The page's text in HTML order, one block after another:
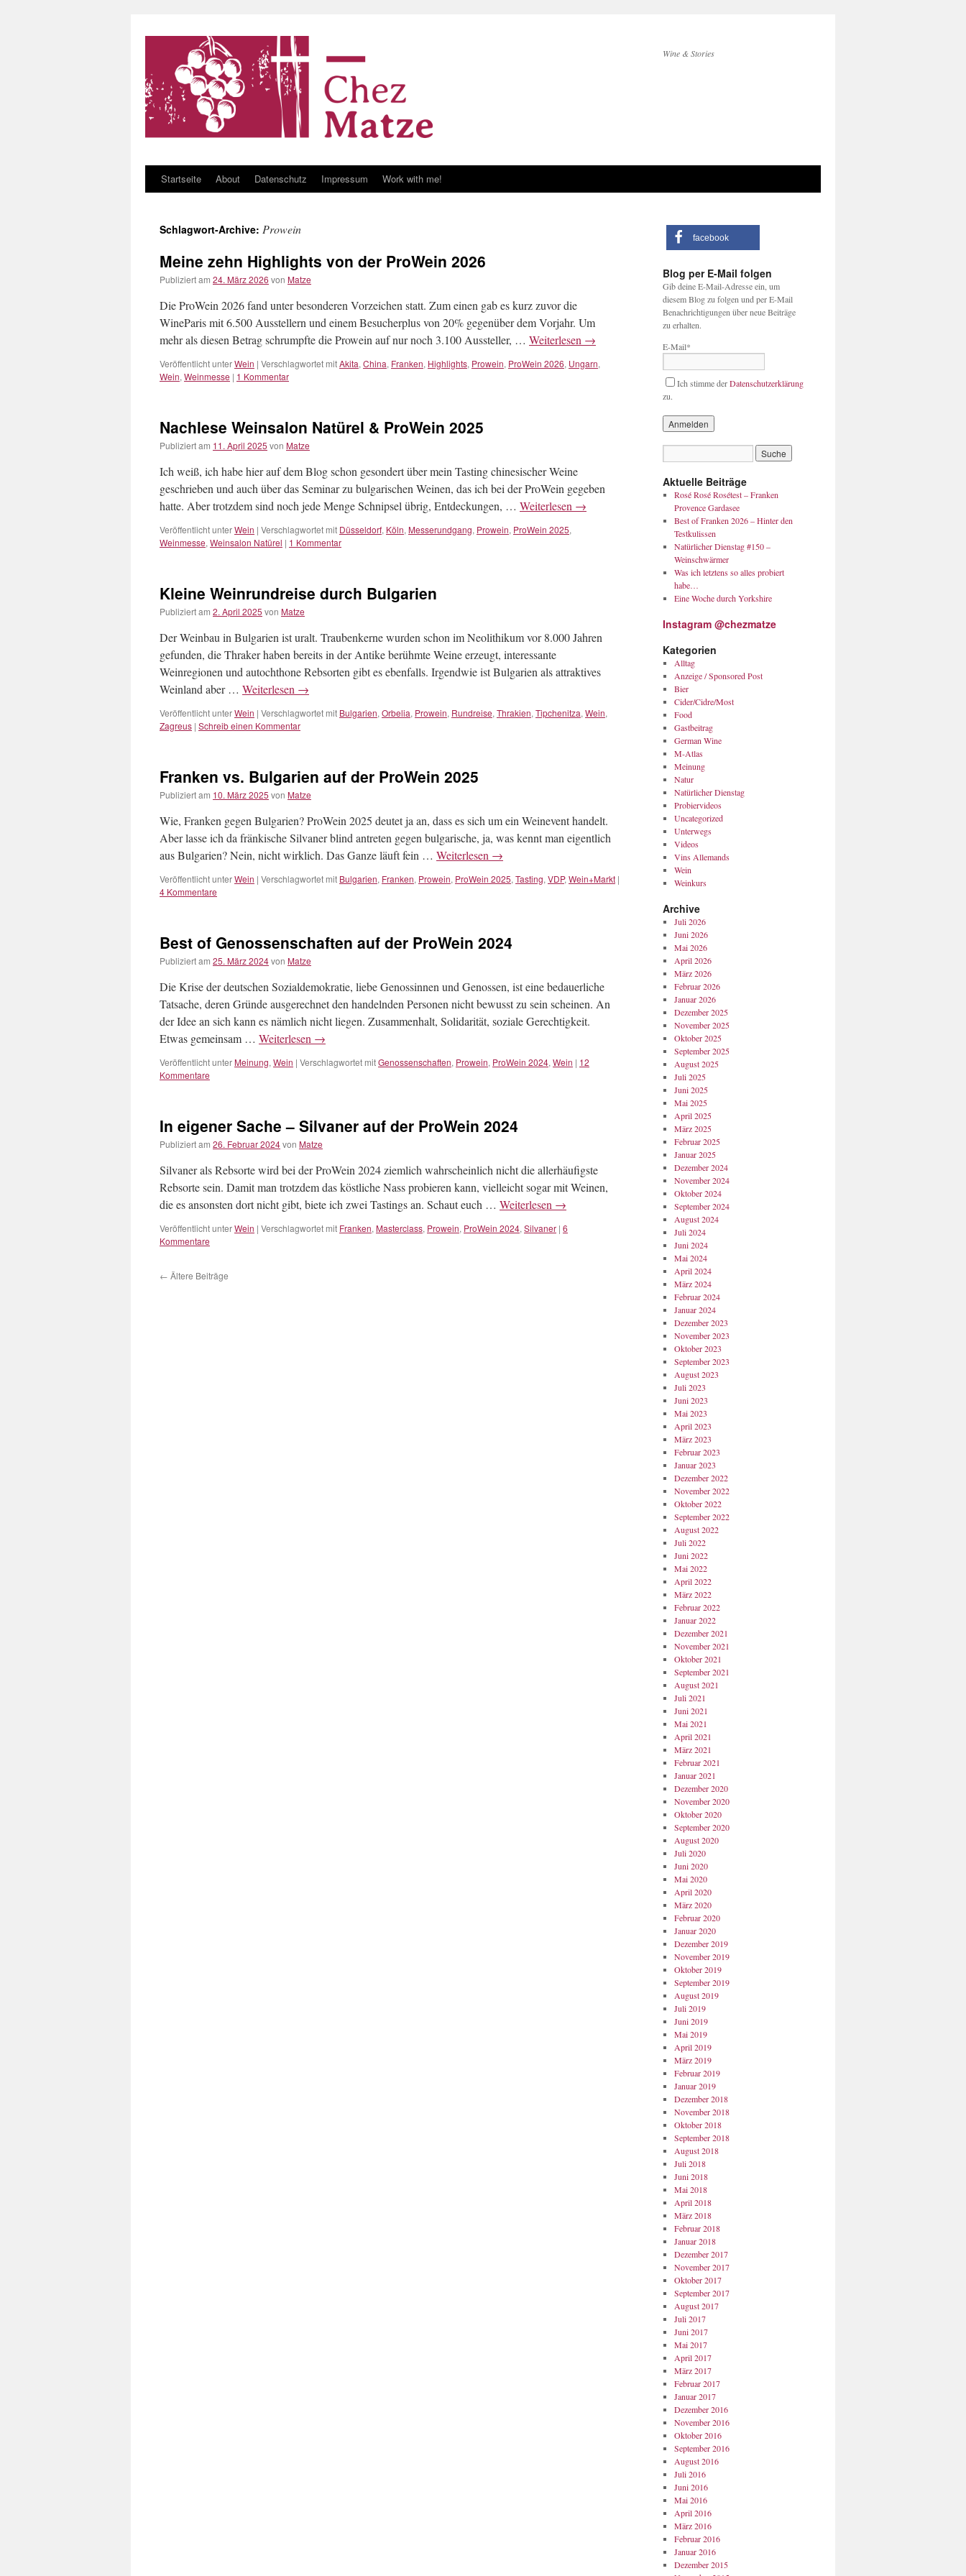
Wine & Stories
Zum Inhalt springen
Startseite About Datenschutz Impressum Work with me!
Schlagwort-Archive: Prowein
Meine zehn Highlights von der ProWein 2026
Publiziert am 24. März 2026 von Matze
Die ProWein 2026 fand unter besonderen Vorzeichen statt. Zum einen gab es kurz zuvor die
WineParis mit 6.500 Ausstellern und einem Besucherplus von 20% gegenüber dem Vorjahr. Um
mehr als diesen Betrag schrumpfte die Prowein auf nur noch 3.100 Aussteller, … Weiterlesen →
Veröffentlicht unterWein | Verschlagwortet mitAkita, China, Franken, Highlights, Prowein, ProWein 2026, Ungarn,
Wein, Weinmesse | 1 Kommentar
Nachlese Weinsalon Natürel & ProWein 2025
Publiziert am 11. April 2025 von Matze
Ich weiß, ich habe hier auf dem Blog schon gesondert über mein Tasting chinesischer Weine
geschrieben und auch über das Seminar zu bulgarischen Weinen, das ich bei der ProWein gegeben
hatte. Aber trotzdem sind noch jede Menge Schnipsel übrig, Entdeckungen, … Weiterlesen →
Veröffentlicht unterWein | Verschlagwortet mit Düsseldorf, Köln, Messerundgang, Prowein, ProWein 2025,
Weinmesse, Weinsalon Natürel | 1 Kommentar
Kleine Weinrundreise durch Bulgarien
Publiziert am 2. April 2025 von Matze
Der Weinbau in Bulgarien ist uralt. Traubenkerne wurden schon im Neolithikum vor 8.000 Jahren
gefunden, die Thraker haben bereits in der Antike berühmte Weine erzeugt, interessante
Weinregionen und autochthone Rebsorten gibt es ebenfalls. Irgendwie ist Bulgarien als attraktives
Weinland aber … Weiterlesen →
Veröffentlicht unterWein | Verschlagwortet mit Bulgarien, Orbelia, Prowein, Rundreise, Thrakien, Tipchenitza, Wein,
Zagreus | Schreib einen Kommentar
Franken vs. Bulgarien auf der ProWein 2025
Publiziert am 10. März 2025 von Matze
Wie, Franken gegen Bulgarien? ProWein 2025 deutet ja an, dass es sich um ein Weinevent handelt.
Aber lasse ich da fränkische Silvaner blind antreten gegen bulgarische, ja, was kennt man eigentlich
aus Bulgarien? Nein, nicht wirklich. Das Ganze läuft fein … Weiterlesen →
Veröffentlicht unterWein | Verschlagwortet mit Bulgarien, Franken, Prowein, ProWein 2025, Tasting, VDP, Wein+Markt |
4 Kommentare
Best of Genossenschaften auf der ProWein 2024
Publiziert am 25. März 2024von Matze
Die Krise der deutschen Sozialdemokratie, liebe Genossinnen und Genossen, ist eine bedauerliche
Tatsache, deren Gründe ausgerechnet den handelnden Personen nicht bewusst zu sein scheinen. An
der Idee an sich kann es nämlich nicht liegen. Zusammenhalt, Solidarität, soziale Gerechtigkeit.
Etwas gemeinsam … Weiterlesen →
Veröffentlicht unterMeinung, Wein | Verschlagwortet mitGenossenschaften, Prowein, ProWein 2024, Wein | 12
Kommentare
In eigener Sache – Silvaner auf der ProWein 2024
Publiziert am 26. Februar 2024von Matze
Silvaner als Rebsorte wird bei der ProWein 2024 ziemlich wahrscheinlich nicht die allerhäufigste
Rebsorte sein. Damit man trotzdem das köstliche Nass probieren kann, vielleicht sogar mit Weinen,
die es ansonsten dort nicht gibt, biete ich zwei Tastings an. Schaut euch … Weiterlesen →
Veröffentlicht unterWein | Verschlagwortet mit Franken, Masterclass, Prowein, ProWein 2024, Silvaner | 6
Kommentare
← Ältere Beiträge
facebook
Blog per E-Mail folgen
Gib deine E-Mail-Adresse ein, um
diesem Blog zu folgen und per E-Mail
Benachrichtigungen über neue Beiträge
zu erhalten.
E-Mail*
Ich stimme derDatenschutzerklärung
zu.
Aktuelle Beiträge
Rosé Rosé Rosétest – Franken
Provence Gardasee
Best of Franken 2026 – Hinter den
Testkulissen
Natürlicher Dienstag #150 –
Weinschwärmer
Was ich letztens so alles probiert
habe…
Eine Woche durch Yorkshire
Instagram @chezmatze
Kategorien
Alltag
Anzeige / Sponsored Post
Bier
Cider/Cidre/Most
Food
Gastbeitrag
German Wine
M-Atlas
Meinung
Natur
Natürlicher Dienstag
Probiervideos
Uncategorized
Unterwegs
Videos
Vins Allemands
Wein
Weinkurs
Archive
Juli 2026
Juni 2026
Mai 2026
April 2026
März 2026
Februar 2026
Januar 2026
Dezember 2025
November 2025
Oktober 2025
September 2025
August 2025
Juli 2025
Juni 2025
Mai 2025
April 2025
März 2025
Februar 2025
Januar 2025
Dezember 2024
November 2024
Oktober 2024
September 2024
August 2024
Juli 2024
Juni 2024
Mai 2024
April 2024
März 2024
Februar 2024
Januar 2024
Dezember 2023
November 2023
Oktober 2023
September 2023
August 2023
Juli 2023
Juni 2023
Mai 2023
April 2023
März 2023
Februar 2023
Januar 2023
Dezember 2022
November 2022
Oktober 2022
September 2022
August 2022
Juli 2022
Juni 2022
Mai 2022
April 2022
März 2022
Februar 2022
Januar 2022
Dezember 2021
November 2021
Oktober 2021
September 2021
August 2021
Juli 2021
Juni 2021
Mai 2021
April 2021
März 2021
Februar 2021
Januar 2021
Dezember 2020
November 2020
Oktober 2020
September 2020
August 2020
Juli 2020
Juni 2020
Mai 2020
April 2020
März 2020
Februar 2020
Januar 2020
Dezember 2019
November 2019
Oktober 2019
September 2019
August 2019
Juli 2019
Juni 2019
Mai 2019
April 2019
März 2019
Februar 2019
Januar 2019
Dezember 2018
November 2018
Oktober 2018
September 2018
August 2018
Juli 2018
Juni 2018
Mai 2018
April 2018
März 2018
Februar 2018
Januar 2018
Dezember 2017
November 2017
Oktober 2017
September 2017
August 2017
Juli 2017
Juni 2017
Mai 2017
April 2017
März 2017
Februar 2017
Januar 2017
Dezember 2016
November 2016
Oktober 2016
September 2016
August 2016
Juli 2016
Juni 2016
Mai 2016
April 2016
März 2016
Februar 2016
Januar 2016
Dezember 2015